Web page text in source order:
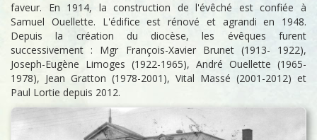
faveur. En 1914, la construction de l'évêché est confiée à
Samuel Ouellette. L'édifice est rénové et agrandi en 1948.
Depuis la création du diocèse, les évêques furent
successivement : Mgr François-Xavier Brunet (1913- 1922),
Joseph-Eugène Limoges (1922-1965), André Ouellette (1965-
1978), Jean Gratton (1978-2001), Vital Massé (2001-2012) et
Paul Lortie depuis 2012.